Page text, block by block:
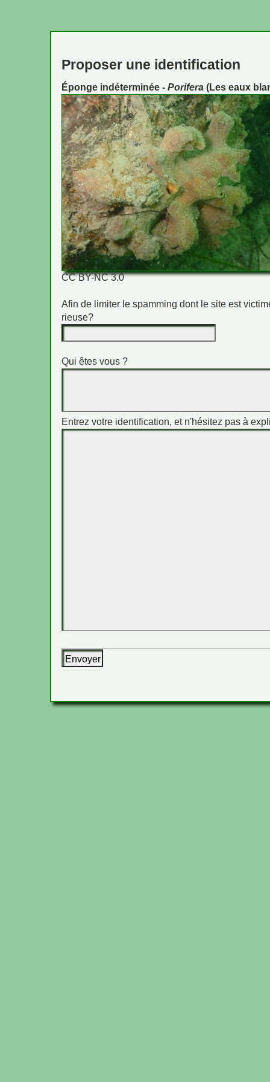
Proposer une identification
Éponge indéterminée -Porifera (Les eaux
CC BY-NC 3.0
Afin de limiter le spamming dont le site est
rieuse?
Qui êtes vous ?
Entrez votre identification, et n'hésitez pas à